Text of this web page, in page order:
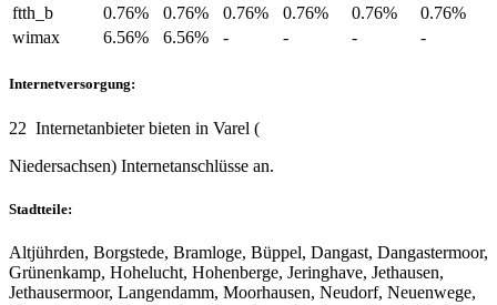
ftth_b
0.76% 0.76% 0.76% 0.76% 0.76%
0.76%
wimax
6.56% 6.56% - - - -
Internetversorgung:
22 Internetanbieter bieten in Varel (
Niedersachsen) Internetanschlüsse an.
Stadtteile:
Altjührden, Borgstede, Bramloge, Büppel, Dangast, Dangastermoor,
Grünenkamp, Hohelucht, Hohenberge, Jeringhave, Jethausen,
Jethausermoor, Langendamm, Moorhausen, Neudorf, Neuenwege,